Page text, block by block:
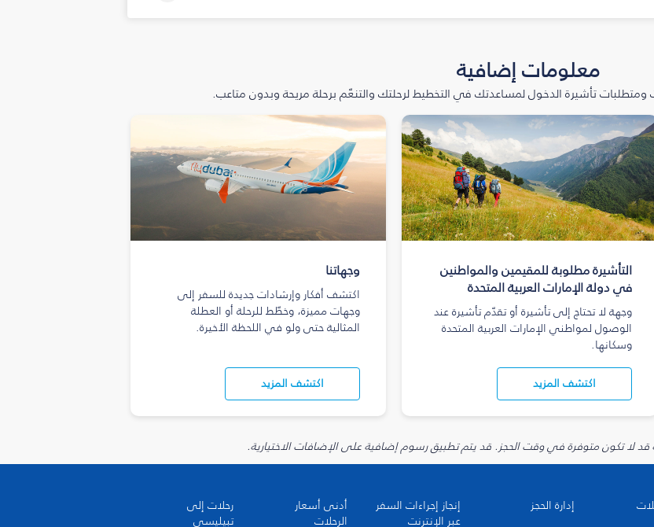
معلومات إضافية
تأشيرة الدخول لمساعدتك في التخطيط لرحلتك والتنعّم برحلة مريحة وبدون متاعب.
التأشيرة مطلوبة للمقيمين والمواطنين
في دولة الإمارات العربية المتحدة
وجهة لا تحتاج إلى تأشيرة أو تقدّم تأشيرة عند
الوصول لمواطني الإمارات العربية المتحدة
وسكانها.
اكتشف المزيد
وجهاتنا
اكتشف أفكار وإرشادات جديدة للسفر إلى
وجهات مميزة، وخطّط للرحلة أو العطلة
المثالية حتى ولو في اللحظة الأخيرة.
اكتشف المزيد
إدارة الحجز
إنجاز إجراءات السفر
عبر الإنترنت
أدنى أسعار
الرحلات
رحلات إلى
تبيليسي